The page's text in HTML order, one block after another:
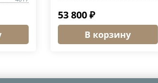
53 800 ₽
В корзину